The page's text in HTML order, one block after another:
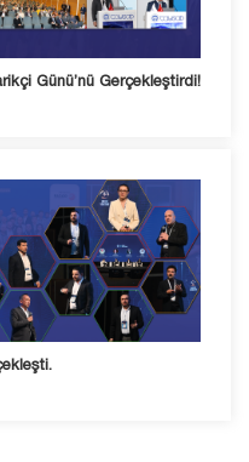
Günü’nü Gerçekleştirdi!